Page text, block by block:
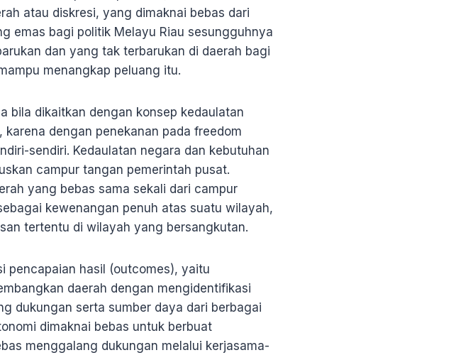
atau diskresi, yang dimaknai bebas dari
emas bagi politik Melayu Riau sesungguhnya
dan yang tak terbarukan di daerah bagi
menangkap peluang itu.
bila dikaitkan dengan konsep kedaulatan
dengan penekanan pada freedom
sendiri. Kedaulatan negara dan kebutuhan
campur tangan pemerintah pusat.
yang bebas sama sekali dari campur
kewenangan penuh atas suatu wilayah,
tertentu di wilayah yang bersangkutan.
pencapaian hasil (outcomes), yaitu
daerah dengan mengidentifikasi
dukungan serta sumber daya dari berbagai
dimaknai bebas untuk berbuat
menggalang dukungan melalui kerjasama-